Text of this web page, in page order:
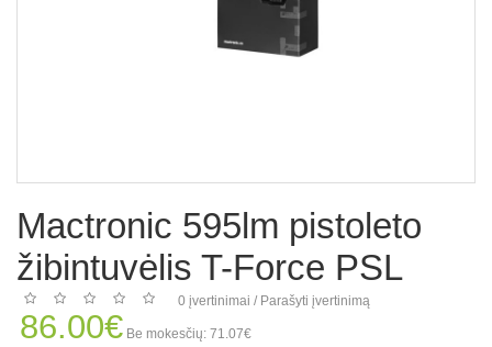
Mactronic 595lm pistoleto
žibintuvėlis T-Force PSL
0 įvertinimai / Parašyti įvertinimą
86.00€ Be mokesčių: 71.07€